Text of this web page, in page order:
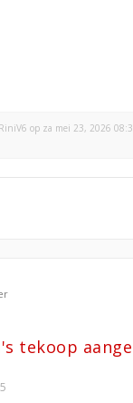
RiniV6 op za mei 23, 2026
tekoop